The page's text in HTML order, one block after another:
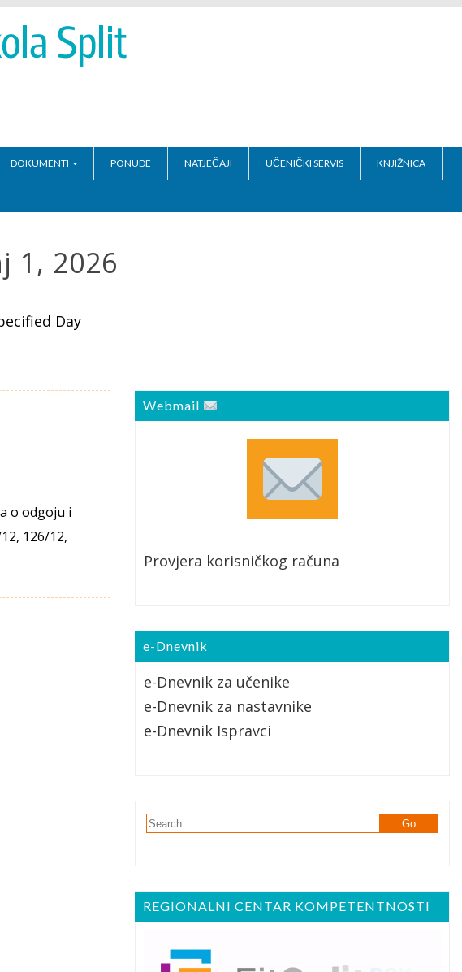
DOKUMENTI PONUDE NATJEČAJI UČENIČKI SERVIS KNJIŽNICA
1, 2026
Day
o odgoju i
126/12,
Webmail
Provjera korisničkog računa
e-Dnevnik
e-Dnevnik za učenike
e-Dnevnik za nastavnike
e-Dnevnik Ispravci
REGIONALNI CENTAR KOMPETENTNOSTI